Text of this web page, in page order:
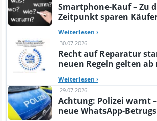
Smartphone-Kauf – Zu
Zeitpunkt sparen
Weiterlesen ›
30.07.2026
Recht auf Reparatur
neuen Regeln gelten ab
Weiterlesen ›
29.07.2026
Achtung: Polizei warnt
neue WhatsApp-